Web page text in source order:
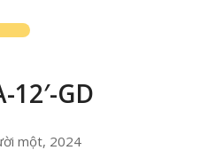
12′-GD
một, 2024